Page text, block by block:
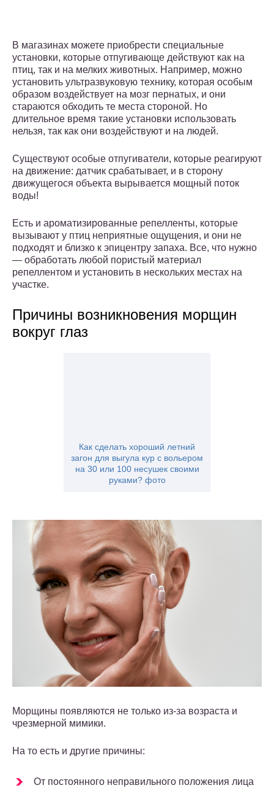
В магазинах можете приобрести специальные
установки, которые отпугивающе действуют как на
птиц, так и на мелких животных. Например, можно
установить ультразвуковую технику, которая особым
образом воздействует на мозг пернатых, и они
стараются обходить те места стороной. Но
длительное время такие установки использовать
нельзя, так как они воздействуют и на людей.
Существуют особые отпугиватели, которые реагируют
на движение: датчик срабатывает, и в сторону
движущегося объекта вырывается мощный поток
воды!
Есть и ароматизированные репелленты, которые
вызывают у птиц неприятные ощущения, и они не
подходят и близко к эпицентру запаха. Все, что нужно
— обработать любой пористый материал
репеллентом и установить в нескольких местах на
участке.
Причины возникновения морщин
вокруг глаз
Как сделать хороший летний
загон для выгула кур с вольером
на 30 или 100 несушек своими
руками? фото
Морщины появляются не только из-за возраста и
чрезмерной мимики.
На то есть и другие причины:
От постоянного неправильного положения лица